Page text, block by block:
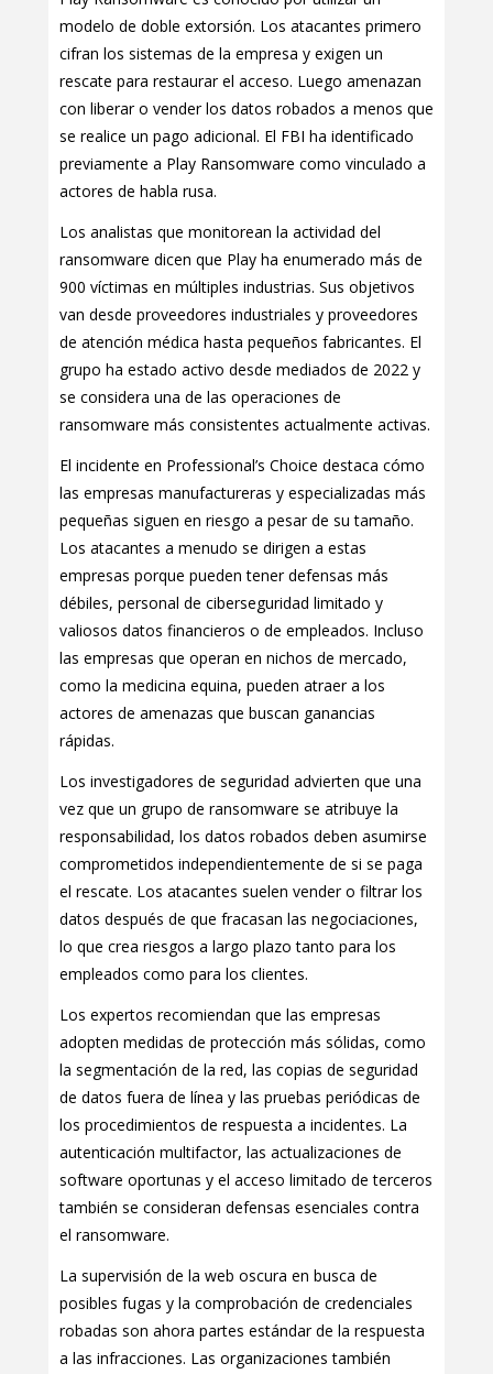
modelo de doble extorsión. Los atacantes primero
cifran los sistemas de la empresa y exigen un
rescate para restaurar el acceso. Luego amenazan
con liberar o vender los datos robados a menos que
se realice un pago adicional. El FBI ha identificado
previamente a Play Ransomware como vinculado a
actores de habla rusa.
Los analistas que monitorean la actividad del
ransomware dicen que Play ha enumerado más de
900 víctimas en múltiples industrias. Sus objetivos
van desde proveedores industriales y proveedores
de atención médica hasta pequeños fabricantes. El
grupo ha estado activo desde mediados de 2022 y
se considera una de las operaciones de
ransomware más consistentes actualmente activas.
El incidente en Professional’s Choice destaca cómo
las empresas manufactureras y especializadas más
pequeñas siguen en riesgo a pesar de su tamaño.
Los atacantes a menudo se dirigen a estas
empresas porque pueden tener defensas más
débiles, personal de ciberseguridad limitado y
valiosos datos financieros o de empleados. Incluso
las empresas que operan en nichos de mercado,
como la medicina equina, pueden atraer a los
actores de amenazas que buscan ganancias
rápidas.
Los investigadores de seguridad advierten que una
vez que un grupo de ransomware se atribuye la
responsabilidad, los datos robados deben asumirse
comprometidos independientemente de si se paga
el rescate. Los atacantes suelen vender o filtrar los
datos después de que fracasan las negociaciones,
lo que crea riesgos a largo plazo tanto para los
empleados como para los clientes.
Los expertos recomiendan que las empresas
adopten medidas de protección más sólidas, como
la segmentación de la red, las copias de seguridad
de datos fuera de línea y las pruebas periódicas de
los procedimientos de respuesta a incidentes. La
autenticación multifactor, las actualizaciones de
software oportunas y el acceso limitado de terceros
también se consideran defensas esenciales contra
el ransomware.
La supervisión de la web oscura en busca de
posibles fugas y la comprobación de credenciales
robadas son ahora partes estándar de la respuesta
a las infracciones. Las organizaciones también